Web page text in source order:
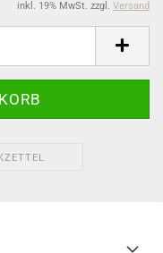
inkl. 19% MwSt. zzgl. Versand